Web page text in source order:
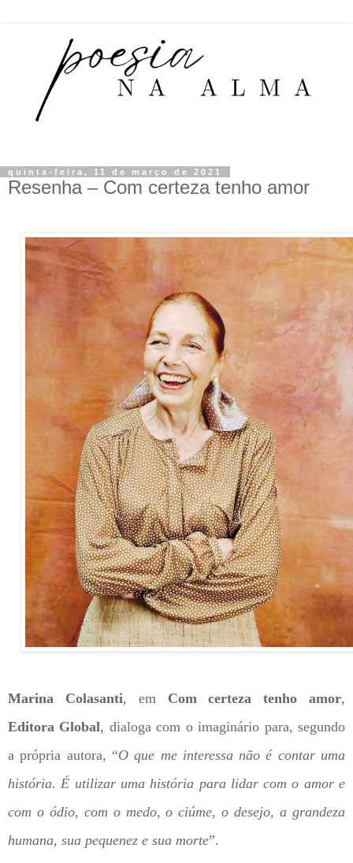
quinta-feira, 11 de março de 2021
Resenha – Com certeza tenho amor
Marina Colasanti, em Com certeza tenho amor,
Editora Global, dialoga com o imaginário para, segundo
a própria autora, “O que me interessa não é contar uma
história. É utilizar uma história para lidar com o amor e
com o ódio, com o medo, o ciúme, o desejo, a grandeza
humana, sua pequenez e sua morte”.